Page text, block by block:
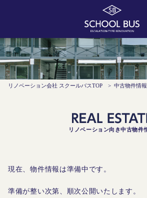
リノベーション会社 スクールバスTOP > 中古物件情報
リノベーション向き中古物件
現在、物件情報は準備中です。
準備が整い次第、順次公開いたします。